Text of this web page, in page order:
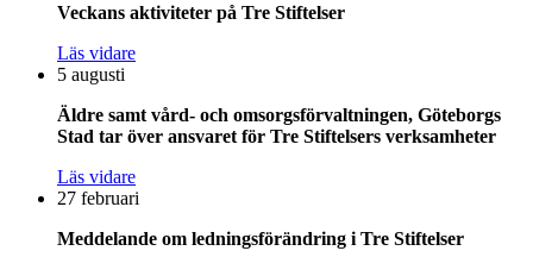
Veckans aktiviteter på Tre Stiftelser
Läs vidare
5 augusti
Äldre samt vård- och omsorgsförvaltningen, Göteborgs
Stad tar över ansvaret för Tre Stiftelsers verksamheter
Läs vidare
27 februari
Meddelande om ledningsförändring i Tre Stiftelser